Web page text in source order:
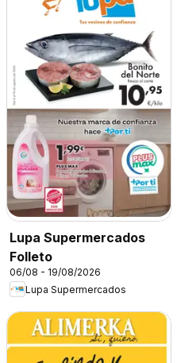
Lupa Supermercados
Folleto
06/08 - 19/08/2026
Lupa Supermercados